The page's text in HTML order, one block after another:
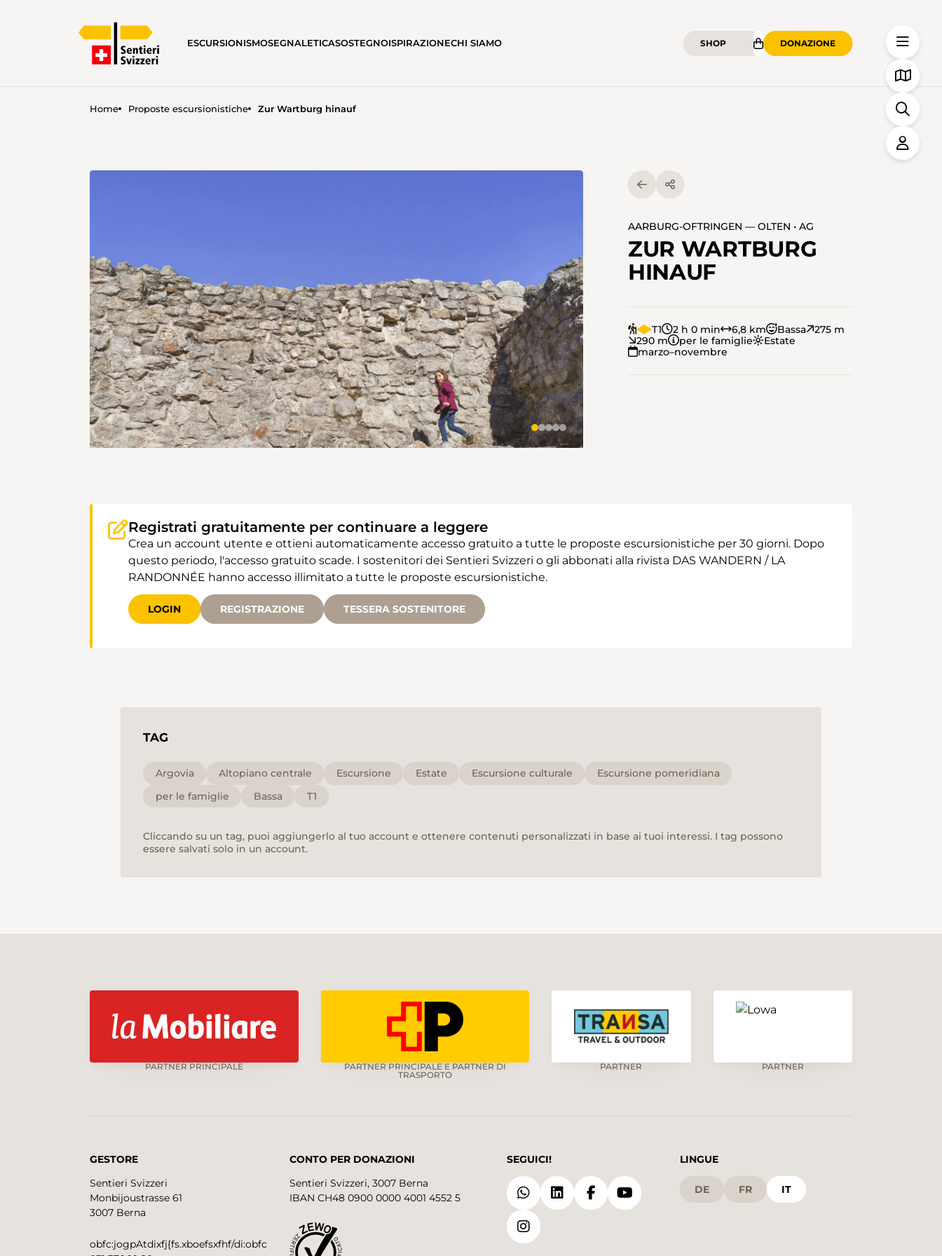
ESCURSIONISMOSEGNALETICASOSTEGNOISPIRAZIONECHI SIAMO SHOP DONAZIONE
Home Proposte escursionistiche Zur Wartburg hinauf
AARBURG-OFTRINGEN — OLTEN • AG
ZUR WARTBURG
HINAUF
T1 2 h 0 min 6,8 km Bassa
275 m
290 m
per le famiglie
Estate
marzo–novembre
Registrati gratuitamente per continuare a leggere
Crea un account utente e ottieni automaticamente accesso gratuito a tutte le proposte escursionistiche per 30 giorni. Dopo
questo periodo, l'accesso gratuito scade. I sostenitori dei Sentieri Svizzeri o gli abbonati alla rivista DAS WANDERN / LA
RANDONNÉE hanno accesso illimitato a tutte le proposte escursionistiche.
LOGIN REGISTRAZIONE TESSERA SOSTENITORE
TAG
Argovia Altopiano centrale Escursione Estate Escursione culturale
Escursione pomeridiana
per le famiglie
Bassa T1
Cliccando su un tag, puoi aggiungerlo al tuo account e ottenere contenuti personalizzati in base ai tuoi interessi. I tag possono
essere salvati solo in un account.
PARTNER PRINCIPALE
PARTNER PRINCIPALE E PARTNER DI
TRASPORTO
PARTNER PARTNER
GESTORE
Sentieri Svizzeri
Monbijoustrasse 61
3007 Berna
obfc:jogpAtdixfj{fs.xboefsxfhf/di:obfc
CONTO PER DONAZIONI
Sentieri Svizzeri, 3007 Berna
IBAN CH48 0900 0000 4001 4552 5
SEGUICI! LINGUE
DE FR IT